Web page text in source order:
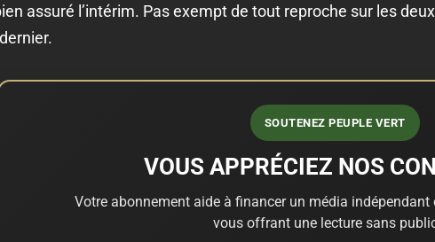
assuré l’intérim. Pas exempt de tout reproche sur les
SOUTENEZ PEUPLE VERT
VOUS APPRÉCIEZ NOS
Votre abonnement aide à financer un média indépendant
vous offrant une lecture sans